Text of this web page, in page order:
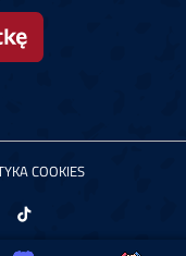
COOKIES